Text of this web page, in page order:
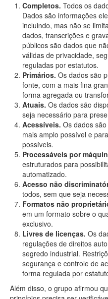
Completos. Todos os
Dados são informações
incluindo, mas não se
dados, transcrições e
públicos são dados que
válidas de privacidade,
reguladas por estatutos.
Primários. Os dados são
fonte, com a mais fina
forma agregada ou
Atuais. Os dados são
seja necessário para
Acessíveis. Os dados
mais amplo possível e
possíveis.
Processáveis por
estruturados para
automatizado.
Acesso não
todos, sem que seja
Formatos não
em um formato sobre o
exclusivo.
Livres de licenças. Os
regulações de direitos
segredo industrial.
segurança e controle de
forma regulada por
Além disso, o grupo afirmou